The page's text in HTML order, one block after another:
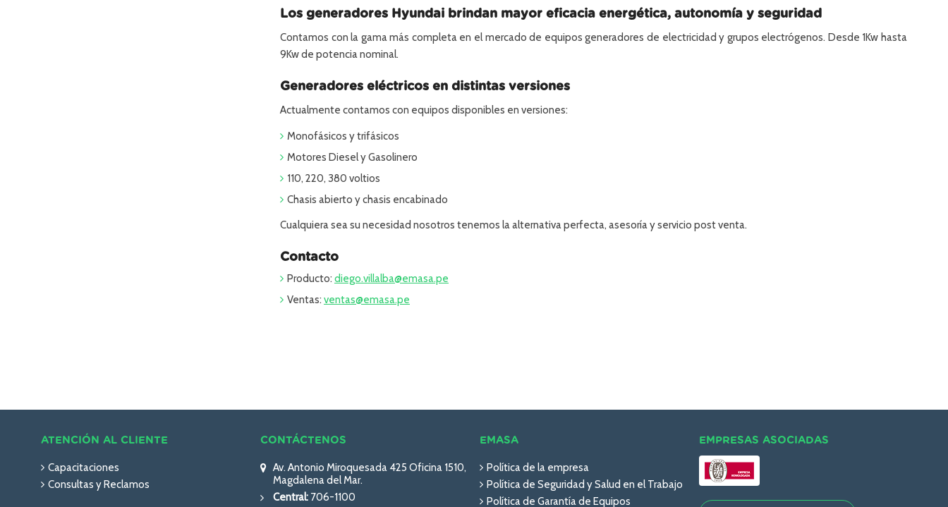
Los generadores Hyundai brindan mayor eficacia energética, autonomía y seguridad
Contamos con la gama más completa en el mercado de equipos generadores de electricidad y grupos electrógenos. Desde 1Kw hasta
9Kw de potencia nominal.
Generadores eléctricos en distintas versiones
Actualmente contamos con equipos disponibles en versiones:
Monofásicos y trifásicos
Motores Diesel y Gasolinero
110, 220, 380 voltios
Chasis abierto y chasis encabinado
Cualquiera sea su necesidad nosotros tenemos la alternativa perfecta, asesoría y servicio post venta.
Contacto
Producto: diego.villalba@emasa.pe
Ventas: ventas@emasa.pe
ATENCIÓN AL CLIENTE
Capacitaciones
Consultas y Reclamos
CONTÁCTENOS
Av. Antonio Miroquesada 425 Oficina 1510,
Magdalena del Mar.
Central: 706-1100
EMASA
Política de la empresa
Política de Seguridad y Salud en el Trabajo
Política de Garantía de Equipos
EMPRESAS ASOCIADAS